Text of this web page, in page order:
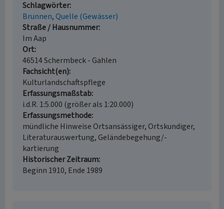
Schlagwörter
Brunnen Quelle (Gewässer)
Straße / Hausnummer
Im Aap
Ort
46514 Schermbeck - Gahlen
Fachsicht(en)
Kulturlandschaftspflege
Erfassungsmaßstab
i.d.R. 1:5.000 (größer als 1:20.000)
Erfassungsmethode
mündliche Hinweise Ortsansässiger, Ortskundiger,
Literaturauswertung, Geländebegehung/-
kartierung
Historischer Zeitraum
Beginn 1910, Ende 1989